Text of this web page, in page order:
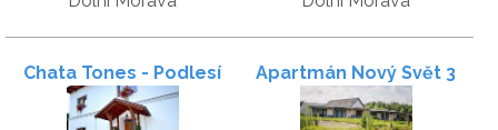
Chata Tones - Podlesí Apartmán Nový Svět 3